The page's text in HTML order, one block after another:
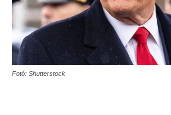
Fotó: Shutterstock